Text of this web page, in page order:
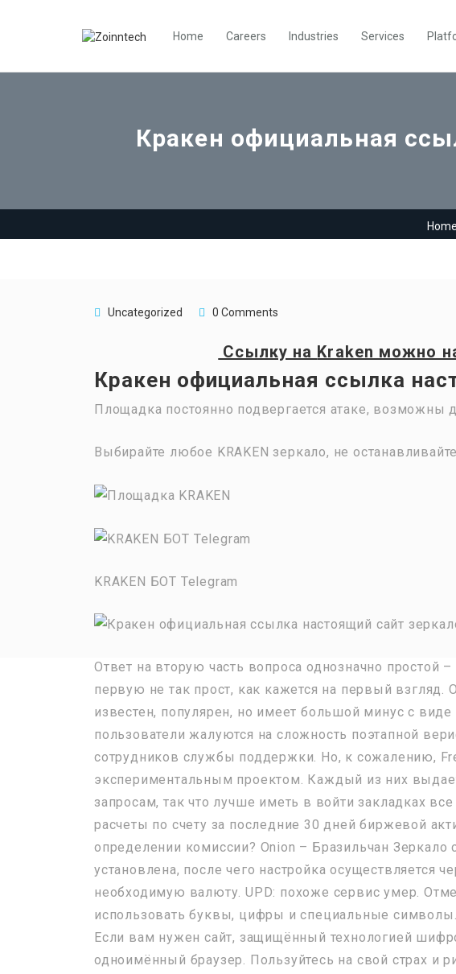
Home Careers Industries Services
Кракен официальная
Home
Uncategorized 0 Comments
Ссылку на Kraken можно
Кракен официальная ссылка
Площадка постоянно подвергается атаке, возможны
Выбирайте любое KRAKEN зеркало, не
KRAKEN БОТ Telegram
Ответ на вторую часть вопроса однозначно простой
первую не так прост, как кажется на первый взгляд.
известен, популярен, но имеет большой минус с виде
пользователи жалуются на сложность поэтапной
сотрудников службы поддержки. Но, к сожалению,
экспериментальным проектом. Каждый из них
запросам, так что лучше иметь в войти закладках
расчеты по счету за последние 30 дней биржевой
определении комиссии? Onion – Бразильчан Зеркало
установлена, после чего настройка осуществляется
необходимую валюту. UPD: похоже сервис умер.
использовать буквы, цифры и специальные
Если вам нужен сайт, защищённый технологией
одноимённый браузер. Пользуйтесь на свой страх и